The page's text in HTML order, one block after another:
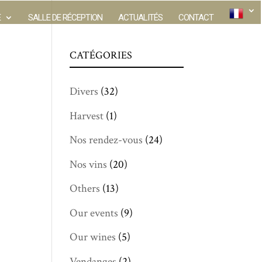
SALLE DE RÉCEPTION ACTUALITÉS CONTACT
CATÉGORIES
Divers (32)
Harvest (1)
Nos rendez-vous (24)
Nos vins (20)
Others (13)
Our events (9)
Our wines (5)